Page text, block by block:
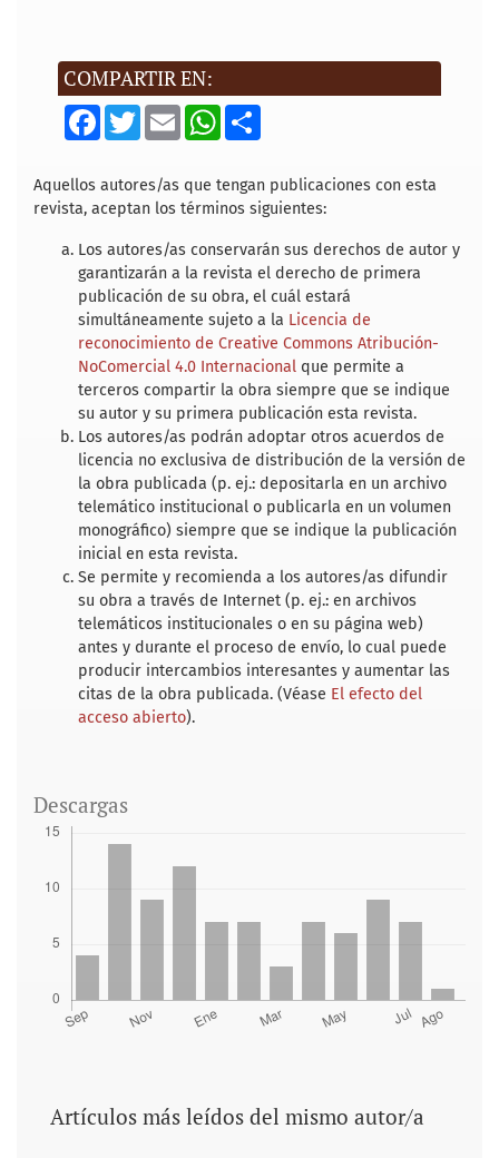
COMPARTIR EN:
F
a
b
o
o
T
w
t
e
r
E
m
l
W
s
A
p
S
e
Aquellos autores/as que tengan publicaciones con esta
revista, aceptan los términos siguientes:
Los autores/as conservarán sus derechos de autor y
garantizarán a la revista el derecho de primera
publicación de su obra, el cuál estará
simultáneamente sujeto a la Licencia de
reconocimiento de Creative Commons Atribución-
NoComercial 4.0 Internacional que permite a
terceros compartir la obra siempre que se indique
su autor y su primera publicación esta revista.
Los autores/as podrán adoptar otros acuerdos de
licencia no exclusiva de distribución de la versión de
la obra publicada (p. ej.: depositarla en un archivo
telemático institucional o publicarla en un volumen
monográfico) siempre que se indique la publicación
inicial en esta revista.
Se permite y recomienda a los autores/as difundir
su obra a través de Internet (p. ej.: en archivos
telemáticos institucionales o en su página web)
antes y durante el proceso de envío, lo cual puede
producir intercambios interesantes y aumentar las
citas de la obra publicada. (Véase El efecto del
acceso abierto).
Descargas
Artículos más leídos del mismo autor/a